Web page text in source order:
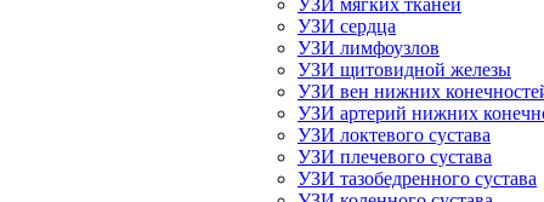
УЗИ мягких тканей
УЗИ сердца
УЗИ лимфоузлов
УЗИ щитовидной железы
УЗИ вен нижних
УЗИ артерий нижних
УЗИ локтевого сустава
УЗИ плечевого сустава
УЗИ тазобедренного сустава